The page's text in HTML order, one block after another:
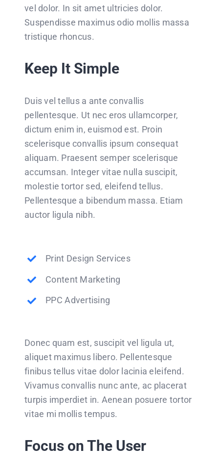
vel dolor. In sit amet ultricies dolor.
Suspendisse maximus odio mollis massa
tristique rhoncus.
Keep It Simple
Duis vel tellus a ante convallis
pellentesque. Ut nec eros ullamcorper,
dictum enim in, euismod est. Proin
scelerisque convallis ipsum consequat
aliquam. Praesent semper scelerisque
accumsan. Integer vitae nulla suscipit,
molestie tortor sed, eleifend tellus.
Pellentesque a bibendum massa. Etiam
auctor ligula nibh.
Print Design Services
Content Marketing
PPC Advertising
Donec quam est, suscipit vel ligula ut,
aliquet maximus libero. Pellentesque
finibus tellus vitae dolor lacinia eleifend.
Vivamus convallis nunc ante, ac placerat
turpis imperdiet in. Aenean posuere tortor
vitae mi mollis tempus.
Focus on The User